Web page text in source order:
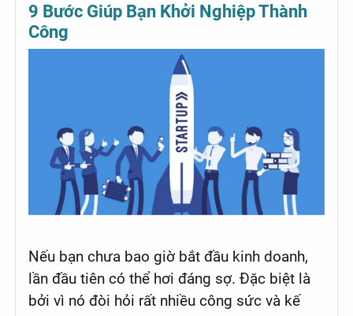
9 Bước Giúp Bạn Khởi Nghiệp Thành
Công
Nếu bạn chưa bao giờ bắt đầu kinh doanh,
lần đầu tiên có thể hơi đáng sợ. Đặc biệt là
bởi vì nó đòi hỏi rất nhiều công sức và kế